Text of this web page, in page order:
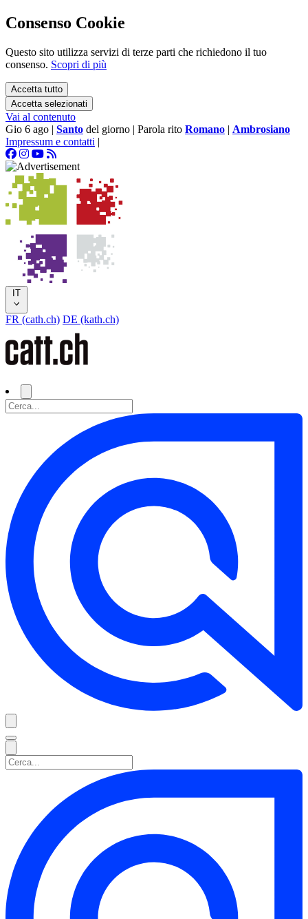
Consenso Cookie
Questo sito utilizza servizi di terze parti che richiedono il tuo
consenso. Scopri di più
Accetta tutto
Accetta selezionati
Vai al contenuto
Gio 6 ago | Santo del giorno | Parola rito Romano | Ambrosiano
Impressum e contatti |
IT
FR (cath.ch) DE (kath.ch)